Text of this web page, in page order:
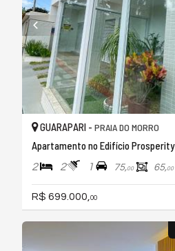
GUARAPARI - PRAIA DO MORRO
Apartamento no Edifício Prosperity
2 2 1 75,00 65,00
R$ 699.000, 00